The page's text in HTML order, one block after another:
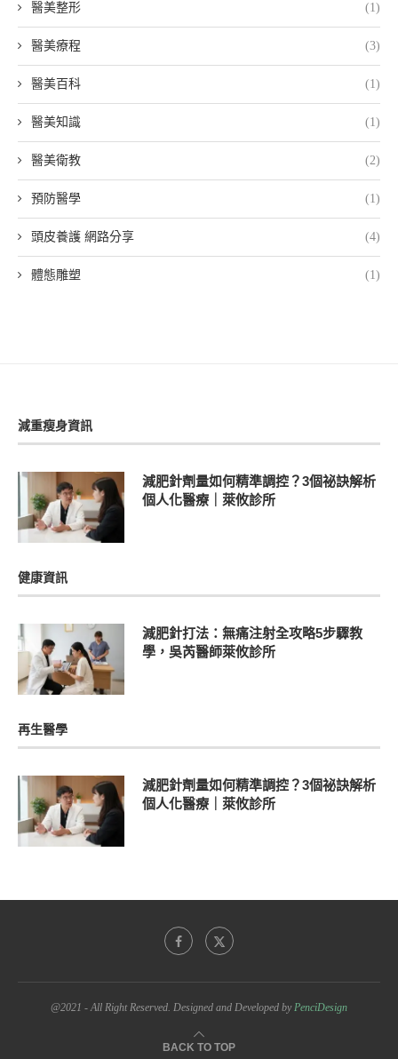
醫美整形 (1)
醫美療程 (3)
醫美百科 (1)
醫美知識 (1)
醫美衛教 (2)
預防醫學 (1)
頭皮養護 網路分享 (4)
體態雕塑 (1)
減重瘦身資訊
減肥針劑量如何精準調控？3個祕訣解析
個人化醫療｜萊攸診所
健康資訊
減肥針打法：無痛注射全攻略5步驟教
學，吳芮醫師萊攸診所
再生醫學
減肥針劑量如何精準調控？3個祕訣解析
個人化醫療｜萊攸診所
@2021 - All Right Reserved. Designed and Developed byPenciDesign
BACK TO TOP